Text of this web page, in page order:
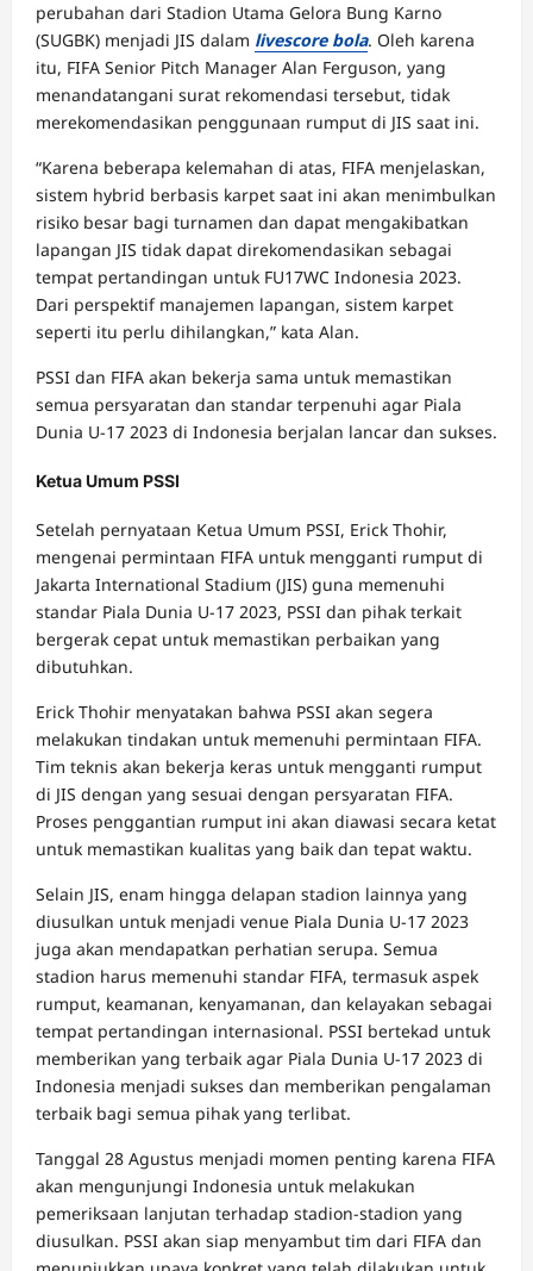
perubahan dari Stadion Utama Gelora Bung Karno
(SUGBK) menjadi JIS dalam livescore bola. Oleh karena
itu, FIFA Senior Pitch Manager Alan Ferguson, yang
menandatangani surat rekomendasi tersebut, tidak
merekomendasikan penggunaan rumput di JIS saat ini.
“Karena beberapa kelemahan di atas, FIFA menjelaskan,
sistem hybrid berbasis karpet saat ini akan menimbulkan
risiko besar bagi turnamen dan dapat mengakibatkan
lapangan JIS tidak dapat direkomendasikan sebagai
tempat pertandingan untuk FU17WC Indonesia 2023.
Dari perspektif manajemen lapangan, sistem karpet
seperti itu perlu dihilangkan,” kata Alan.
PSSI dan FIFA akan bekerja sama untuk memastikan
semua persyaratan dan standar terpenuhi agar Piala
Dunia U-17 2023 di Indonesia berjalan lancar dan sukses.
Ketua Umum PSSI
Setelah pernyataan Ketua Umum PSSI, Erick Thohir,
mengenai permintaan FIFA untuk mengganti rumput di
Jakarta International Stadium (JIS) guna memenuhi
standar Piala Dunia U-17 2023, PSSI dan pihak terkait
bergerak cepat untuk memastikan perbaikan yang
dibutuhkan.
Erick Thohir menyatakan bahwa PSSI akan segera
melakukan tindakan untuk memenuhi permintaan FIFA.
Tim teknis akan bekerja keras untuk mengganti rumput
di JIS dengan yang sesuai dengan persyaratan FIFA.
Proses penggantian rumput ini akan diawasi secara ketat
untuk memastikan kualitas yang baik dan tepat waktu.
Selain JIS, enam hingga delapan stadion lainnya yang
diusulkan untuk menjadi venue Piala Dunia U-17 2023
juga akan mendapatkan perhatian serupa. Semua
stadion harus memenuhi standar FIFA, termasuk aspek
rumput, keamanan, kenyamanan, dan kelayakan sebagai
tempat pertandingan internasional. PSSI bertekad untuk
memberikan yang terbaik agar Piala Dunia U-17 2023 di
Indonesia menjadi sukses dan memberikan pengalaman
terbaik bagi semua pihak yang terlibat.
Tanggal 28 Agustus menjadi momen penting karena FIFA
akan mengunjungi Indonesia untuk melakukan
pemeriksaan lanjutan terhadap stadion-stadion yang
diusulkan. PSSI akan siap menyambut tim dari FIFA dan